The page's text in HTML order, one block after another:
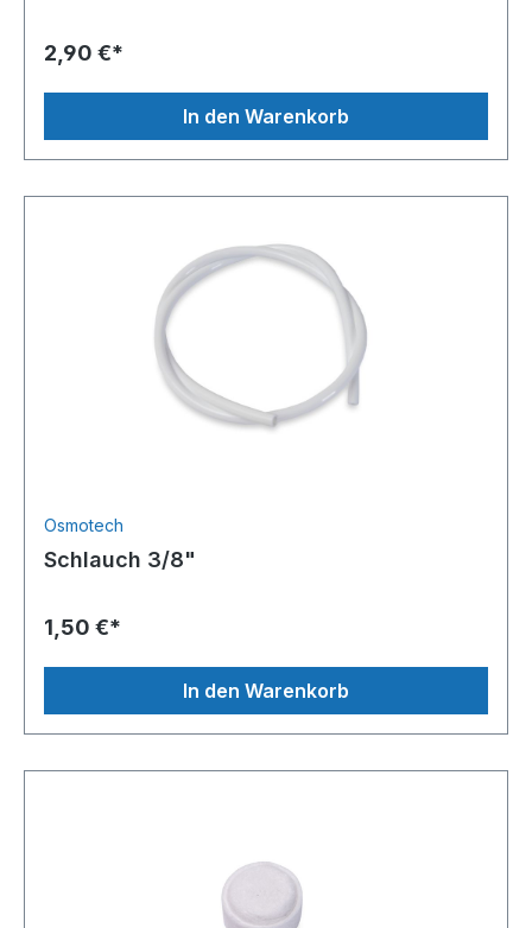
2,90 €*
In den Warenkorb
Osmotech
Schlauch 3/8"
1,50 €*
In den Warenkorb